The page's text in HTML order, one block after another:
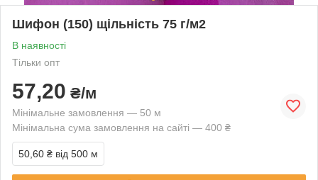
Шифон (150) щільність 75 г/м2
В наявності
Тільки опт
57,20 ₴/м
Мінімальне замовлення — 50 м
Мінімальна сума замовлення на сайті — 400 ₴
50,60 ₴ від 500 м